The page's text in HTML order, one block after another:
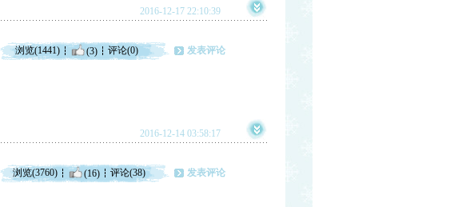
2016-12-17 22:10:39
浏览(1441) (3) 评论(0) 发表评论
2016-12-14 03:58:17
浏览(3760) (16) 评论(38) 发表评论